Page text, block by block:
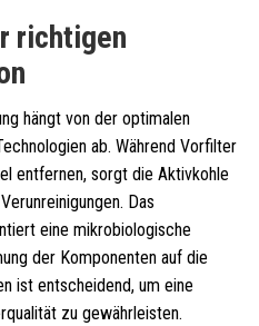
richtigen
hängt von der optimalen
ab. Während Vorfilter
entfernen, sorgt die Aktivkohle
Das
eine mikrobiologische
der Komponenten auf die
ist entscheidend, um eine
zu gewährleisten.